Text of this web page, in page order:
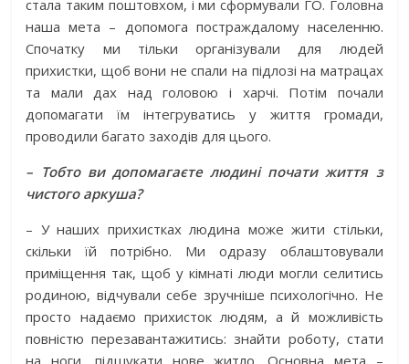
стала таким поштовхом, і ми сформували ГО. Головна
наша мета – допомога постраждалому населенню.
Спочатку ми тільки організували для людей
прихистки, щоб вони не спали на підлозі на матрацах
та мали дах над головою і харчі. Потім почали
допомагати їм інтегруватись у життя громади,
проводили багато заходів для цього.
– Тобто ви допома­гаєте людині почати життя з
чистого аркуша?
– У наших прихистках людина може жити стільки,
скільки їй потрібно. Ми одразу облаштовували
приміщення так, щоб у кімнаті люди могли селитись
родиною, відчували себе зручніше психологічно. Не
просто надаємо прихисток людям, а й можливість
повністю перезавантажитись: знайти роботу, стати